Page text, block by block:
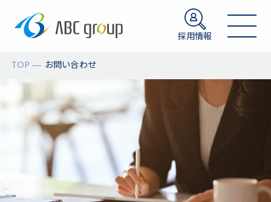
採用情報
TOP お問い合わせ